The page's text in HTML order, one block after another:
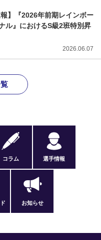
報】『2026年前期レインボー
ル』におけるS級2班特別昇
2026.06.07
コラム 選手情報
お知らせ